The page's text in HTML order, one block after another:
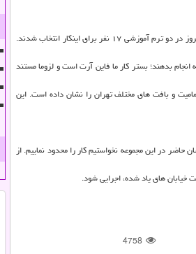
شاكله این نمایشگاه از یك فضای آموزشی می آید كه از یك سال قبل برنامه ریزی هایش انجام شد و دی ماه شروع شد. تا به امروز در دو ترم آموزشی ۱۷ نفر برای اینكار انتخاب شدند.
بدهند؛ بستر كار ما فاین آرت است و لزوما مستند
و بافت های مختلف تهران را نشان داده است. این
در این مجموعه نخواستیم كار را محدود نماییم. از
خیابان های یاد شده، اجرایی شود.
4758